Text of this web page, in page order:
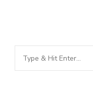
Looking
for